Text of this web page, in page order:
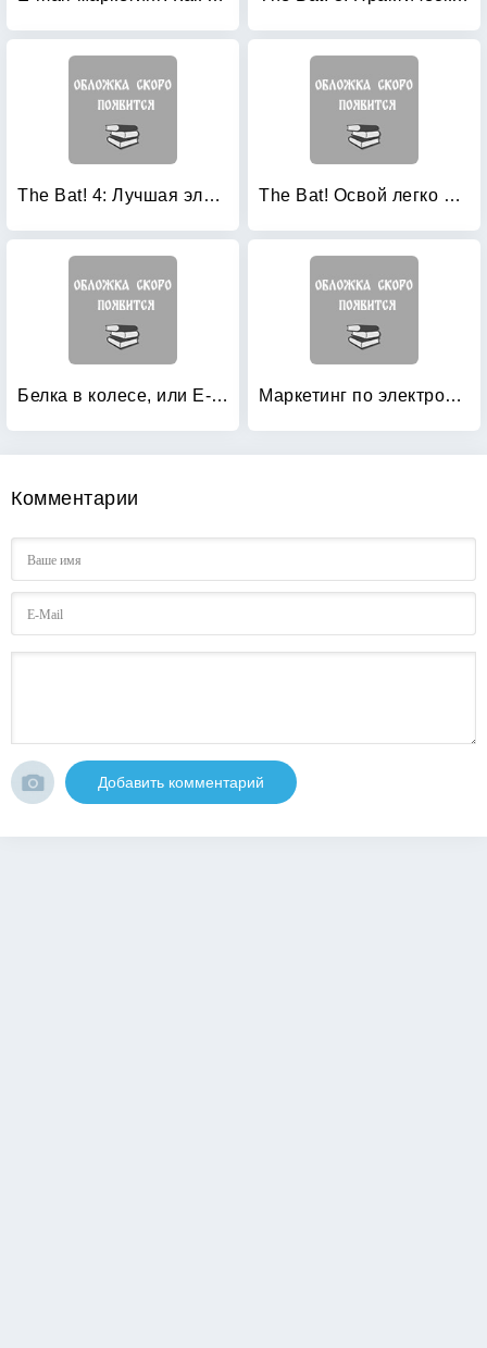
The Bat! 4: Лучшая электронная почта с нуля! (+ CD-ROM) The Bat! Освой легко и быстро популярную почтовую программу
Белка в колесе, или E-mail революция: Как справиться с электронной почтой, прежде чем она расправится с вами Маркетинг по электронной почте: Информационные бюллетени и электронные рассылки
Комментарии